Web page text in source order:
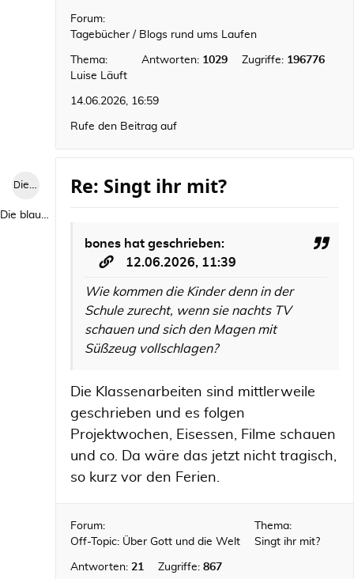
Forum:
Tagebücher / Blogs rund ums Laufen
Thema:
Luise Läuft
Antworten: 1029 Zugriffe: 196776
14.06.2026, 16:59
Rufe den Beitrag auf
Die blaue Luise
Die blaue Luise
Re: Singt ihr mit?
bones hat geschrieben:
12.06.2026, 11:39
Wie kommen die Kinder denn in der
Schule zurecht, wenn sie nachts TV
schauen und sich den Magen mit
Süßzeug vollschlagen?
Die Klassenarbeiten sind mittlerweile
geschrieben und es folgen
Projektwochen, Eisessen, Filme schauen
und co. Da wäre das jetzt nicht tragisch,
so kurz vor den Ferien.
Forum:
Off-Topic: Über Gott und die Welt
Thema:
Singt ihr mit?
Antworten: 21 Zugriffe: 867